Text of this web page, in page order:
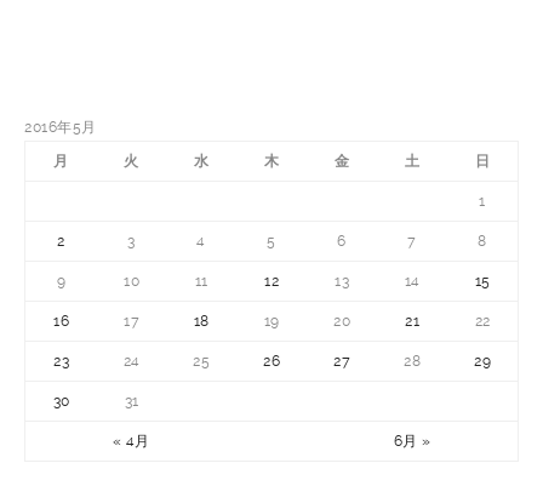
2016年5月
月
火 水 木 金 土 日
« 4月 6月 »
1
2 3 4 5 6 7 8
9 10 11 12 13 14 15
16 17 18 19 20 21 22
23 24 25 26 27 28 29
30 31